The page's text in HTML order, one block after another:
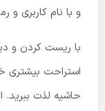
و با نام کاربری و
با ریست کردن و
استراحت بیشتری
حاشیه لذت ببرید.